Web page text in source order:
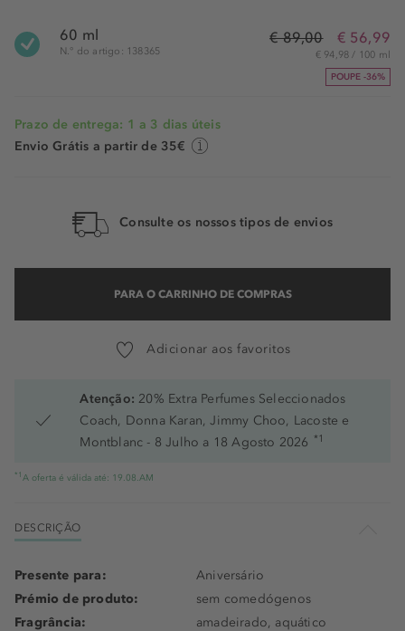
60 ml
N.° do artigo: 138365
€ 89,00 € 56,99
€ 94,98 / 100 ml
POUPE -36%
Prazo de entrega: 1 a 3 dias úteis
Envio Grátis a partir de 35€
Consulte os nossos tipos de envios
PARA O CARRINHO DE COMPRAS
Adicionar aos favoritos
Atenção: 20% Extra Perfumes Seleccionados
Coach, Donna Karan, Jimmy Choo, Lacoste e
Montblanc - 8 Julho a 18 Agosto 2026 *1
*1 A oferta é válida até: 19.08.AM
DESCRIÇÃO
Presente para:
Aniversário
Prémio de produto:
sem comedógenos
Fragrância:
amadeirado, aquático